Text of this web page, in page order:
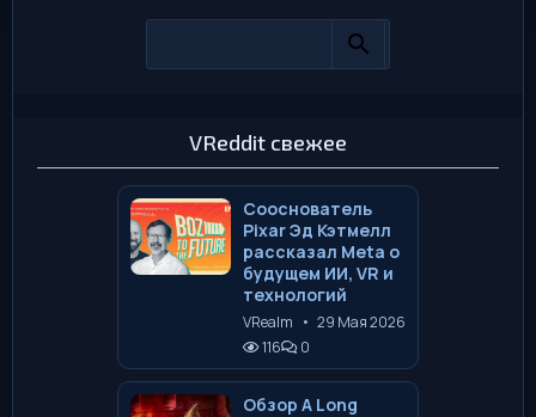
VReddit свежее
Сооснователь
Pixar Эд Кэтмелл
рассказал Meta о
будущем ИИ, VR и
технологий
VRealm • 29 Мая 2026
116
0
Обзор A Long